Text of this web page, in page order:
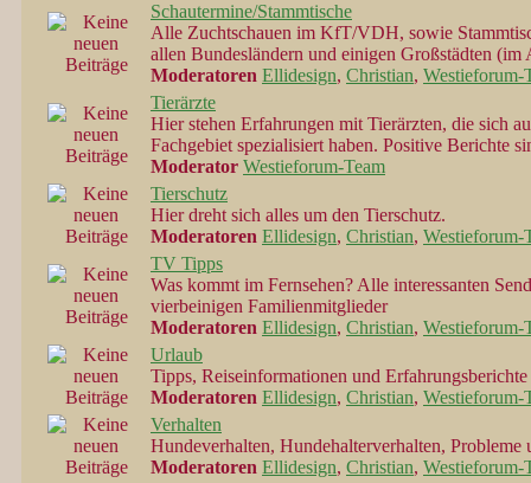
Schautermine/Stammtische
Alle Zuchtschauen im KfT/VDH, sowie
allen Bundesländern und einigen Großstädten (im
Moderatoren Ellidesign, Christian, Westieforum-
Tierärzte
Hier stehen Erfahrungen mit Tierärzten, die sich
Fachgebiet spezialisiert haben. Positive Berichte
Moderator Westieforum-Team
Tierschutz
Hier dreht sich alles um den Tierschutz.
Moderatoren Ellidesign, Christian, Westieforum-
TV Tipps
Was kommt im Fernsehen? Alle interessanten
vierbeinigen Familienmitglieder
Moderatoren Ellidesign, Christian, Westieforum-
Urlaub
Tipps, Reiseinformationen und Erfahrungsberichte
Moderatoren Ellidesign, Christian, Westieforum-
Verhalten
Hundeverhalten, Hundehalterverhalten, Probleme
Moderatoren Ellidesign, Christian, Westieforum-